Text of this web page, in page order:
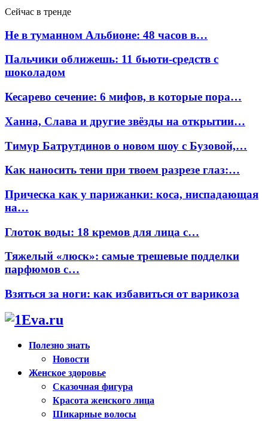
Сейчас в тренде
Не в туманном Альбионе: 48 часов в…
Пальчики оближешь: 11 бьюти-средств с
шоколадом
Кесарево сечение: 6 мифов, в которые пора…
Ханна, Слава и другие звёзды на открытии…
Тимур Батрутдинов о новом шоу с Бузовой,…
Как наносить тени при твоем разрезе глаз:…
Прическа как у парижанки: коса, ниспадающая
на…
Глоток воды: 18 кремов для лица с…
Тяжелый «люск»: самые трешевые подделки
парфюмов с…
Взяться за ноги: как избавиться от варикоза
Полезно знать
Новости
Женское здоровье
Сказочная фигура
Красота женского лица
Шикарные волосы